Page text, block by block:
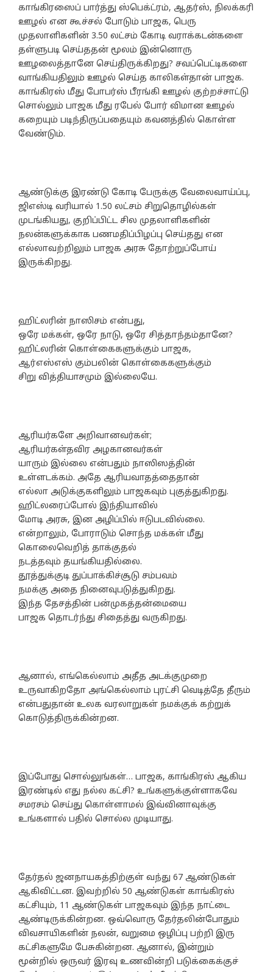
காங்கிரஸைப் பார்த்து ஸ்பெக்ட்ரம், ஆதர்ஸ், நிலக்கரி
ஊழல் என கூச்சல் போடும் பாஜக, பெரு
முதலாளிகளின் 3.50 லட்சம் கோடி வராக்கடன்களை
தள்ளுபடி செய்ததன் மூலம் இன்னொரு
ஊழலைத்தானே செய்திருக்கிறது? சவப்பெட்டிகளை
வாங்கியதிலும் ஊழல் செய்த காலிகள்தான் பாஜக.
காங்கிரஸ் மீது போபர்ஸ் பீரங்கி ஊழல் குற்றச்சாட்டு
சொல்லும் பாஜக மீது ரபேல் போர் விமான ஊழல்
கறையும் படிந்திருப்பதையும் கவனத்தில் கொள்ள
வேண்டும்.
ஆண்டுக்கு இரண்டு கோடி பேருக்கு வேலைவாய்ப்பு,
ஜிஎஸ்டி வரியால் 1.50 லட்சம் சிறுதொழில்கள்
முடங்கியது, குறிப்பிட்ட சில முதலாளிகளின்
நலன்களுக்காக பணமதிப்பிழப்பு செய்தது என
எல்லாவற்றிலும் பாஜக அரசு தோற்றுப்போய்
இருக்கிறது.
ஹிட்லரின் நாஸிசம் என்பது,
ஒரே மக்கள், ஒரே நாடு, ஒரே சித்தாந்தம்தானே?
ஹிட்லரின் கொள்கைகளுக்கும் பாஜக,
ஆர்எஸ்எஸ் கும்பலின் கொள்கைகளுக்கும்
சிறு வித்தியாசமும் இல்லையே.
ஆரியர்களே அறிவானவர்கள்;
ஆரியர்கள்தவிர அழகானவர்கள்
யாரும் இல்லை என்பதும் நாஸிஸத்தின்
உள்ளடக்கம். அதே ஆரியவாதத்தைதான்
எல்லா அடுக்குகளிலும் பாஜகவும் புகுத்துகிறது.
ஹிட்லரைப்போல் இந்தியாவில்
மோடி அரசு, இன அழிப்பில் ஈடுபடவில்லை.
என்றாலும், போராடும் சொந்த மக்கள் மீது
கொலைவெறித் தாக்குதல்
நடத்தவும் தயங்கியதில்லை.
தூத்துக்குடி துப்பாக்கிச்சூடு சம்பவம்
நமக்கு அதை நினைவுபடுத்துகிறது.
இந்த தேசத்தின் பன்முகத்தன்மையை
பாஜக தொடர்ந்து சிதைத்து வருகிறது.
ஆனால், எங்கெல்லாம் அதீத அடக்குமுறை
உருவாகிறதோ அங்கெல்லாம் புரட்சி வெடித்தே தீரும்
என்பதுதான் உலக வரலாறுகள் நமக்குக் கற்றுக்
கொடுத்திருக்கின்றன.
இப்போது சொல்லுங்கள்… பாஜக, காங்கிரஸ் ஆகிய
இரண்டில் எது நல்ல கட்சி? உங்களுக்குள்ளாகவே
சமரசம் செய்து கொள்ளாமல் இவ்வினாவுக்கு
உங்களால் பதில் சொல்ல முடியாது.
தேர்தல் ஜனநாயகத்திற்குள் வந்து 67 ஆண்டுகள்
ஆகிவிட்டன. இவற்றில் 50 ஆண்டுகள் காங்கிரஸ்
கட்சியும், 11 ஆண்டுகள் பாஜகவும் இந்த நாட்டை
ஆண்டிருக்கின்றன. ஒவ்வொரு தேர்தலின்போதும்
விவசாயிகளின் நலன், வறுமை ஒழிப்பு பற்றி இரு
கட்சிகளுமே பேசுகின்றன. ஆனால், இன்றும்
மூன்றில் ஒருவர் இரவு உணவின்றி படுக்கைக்குச்